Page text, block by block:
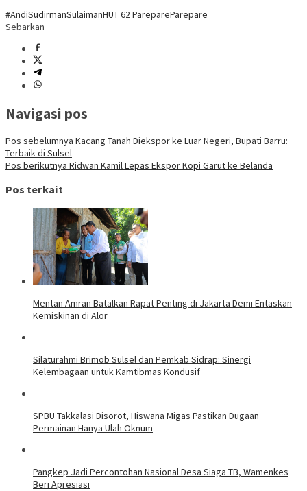
#AndiSudirmanSulaimanHUT 62 ParepareParepare
Sebarkan
Navigasi pos
Pos sebelumnya Kacang Tanah Diekspor ke Luar Negeri, Bupati Barru:
Terbaik di Sulsel
Pos berikutnya Ridwan Kamil Lepas Ekspor Kopi Garut ke Belanda
Pos terkait
Mentan Amran Batalkan Rapat Penting di Jakarta Demi Entaskan
Kemiskinan di Alor
Silaturahmi Brimob Sulsel dan Pemkab Sidrap: Sinergi
Kelembagaan untuk Kamtibmas Kondusif
SPBU Takkalasi Disorot, Hiswana Migas Pastikan Dugaan
Permainan Hanya Ulah Oknum
Pangkep Jadi Percontohan Nasional Desa Siaga TB, Wamenkes
Beri Apresiasi